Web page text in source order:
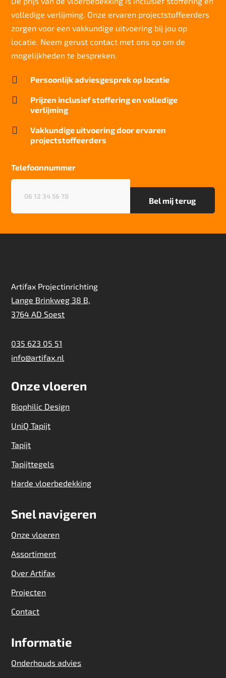
Slijtvastheid NF EN 1307
klasse 33 LC 2+ Rolstoel A en Trap A
Thermische weerstand
0,17 m²C° / W
27 dB
Brandwerend
Cfl-S1
Kwaliteitslabel GUT
FAEF5DDO
sterk
Project gebruik
sterk
volledige verlijming. Onze ervaren projectstoffeerders
zorgen voor een vakkundige uitvoering bij jou op
locatie. Neem gerust contact met ons op om de
mogelijkheden te bespreken.
 Persoonlijk adviesgesprek op locatie

Prijzen inclusief stoffering en volledige
verlijming

Vakkundige uitvoering door ervaren
projectstoffeerders
Telefoonnummer
Artifax Projectinrichting
Lange Brinkweg 38 B,
3764 AD Soest
035 623 05 51
info@artifax.nl
Onze vloeren
Biophilic Design
UniQ Tapijt
Tapijt
Tapijttegels
Harde vloerbedekking
Snel navigeren
Onze vloeren
Assortiment
Over Artifax
Projecten
Contact
Informatie
Onderhouds advies